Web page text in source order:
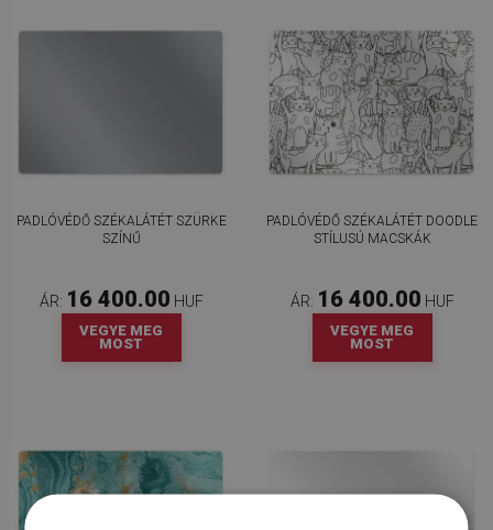
PADLÓVÉDŐ SZÉKALÁTÉT SZÜRKE
SZÍNŰ
ÁR: 16 400.00 HUF
VEGYE MEG
MOST
PADLÓVÉDŐ SZÉKALÁTÉT DOODLE
STÍLUSÚ MACSKÁK
ÁR: 16 400.00 HUF
VEGYE MEG
MOST